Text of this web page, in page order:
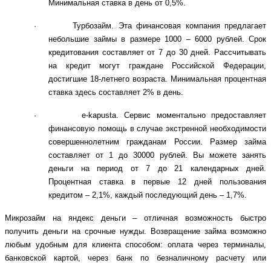
Минимальная ставка в день от 0,5%.
·        Турбозайм. Эта финансовая компания предлагает
небольшие займы в размере 1000 – 6000 рублей. Срок
кредитования составляет от 7 до 30 дней. Рассчитывать
на кредит могут граждане Российской Федерации,
достигшие 18-летнего возраста. Минимальная процентная
ставка здесь составляет 2% в день.
·        e-kapusta. Сервис моментально предоставляет
финансовую помощь в случае экстренной необходимости
совершеннолетним гражданам России. Размер займа
составляет от 1 до 30000 рублей. Вы можете занять
деньги на период от 7 до 21 календарных дней.
Процентная ставка в первые 12 дней пользования
кредитом – 2,1%, каждый последующий день – 1,7%.
Микрозайм на яндекс деньги – отличная возможность быстро
получить деньги на срочные нужды. Возвращение займа возможно
любым удобным для клиента способом: оплата через терминалы,
банковской картой, через банк по безналичному расчету или